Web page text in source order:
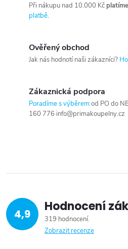
Při nákupu nad 10.000 Kč
platbě.
Ověřený obchod
Jak nás hodnotí naši zákazníci?
Zákaznická podpora
Poradíme s výběremod PO do
160 776 info@primakoupelny.cz
4,9 Hodnocení
319 hodnocení
Zobrazit recenze